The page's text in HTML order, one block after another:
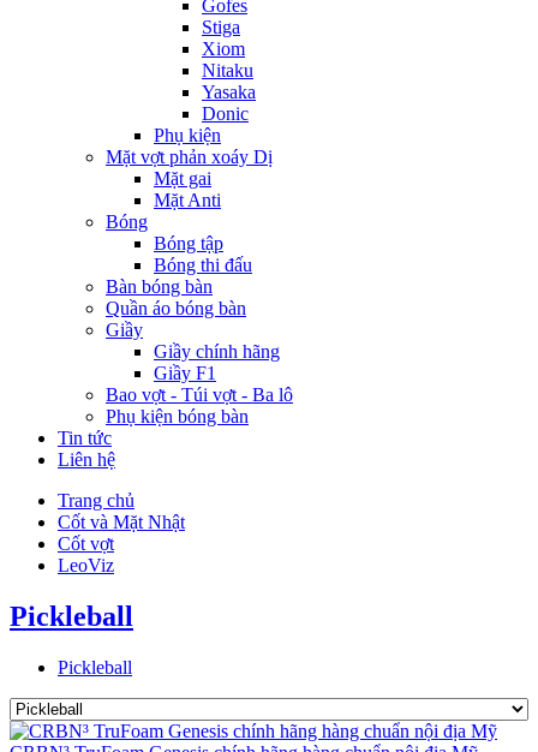
Gofes
Stiga
Xiom
Nitaku
Yasaka
Donic
Phụ kiện
Mặt vợt phản xoáy Dị
Mặt gai
Mặt Anti
Bóng
Bóng tập
Bóng thi đấu
Bàn bóng bàn
Quần áo bóng bàn
Giầy
Giầy chính hãng
Giầy F1
Bao vợt - Túi vợt - Ba lô
Phụ kiện bóng bàn
Tin tức
Liên hệ
Trang chủ
Cốt và Mặt Nhật
Cốt vợt
LeoViz
Pickleball
Pickleball